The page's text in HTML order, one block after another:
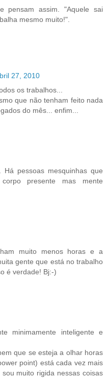
pensam assim. "Aquele sai
mesmo muito!".
27, 2010
os trabalhos...
que não tenham feito nada
do mês... enfim...
Há pessoas mesquinhas que
presente mas mente
muito menos horas e a
gente que está no trabalho
é verdade! Bj:-)
minimamente inteligente e
que se esteja a olhar horas
point) está cada vez mais
muito rigida nessas coisas